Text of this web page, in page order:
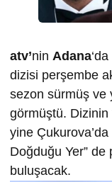
atv’nin Adana
dizisi perşembe
sezon sürmüş ve
görmüştü. Dizinin
yine
Doğduğu Yer”
buluşacak.